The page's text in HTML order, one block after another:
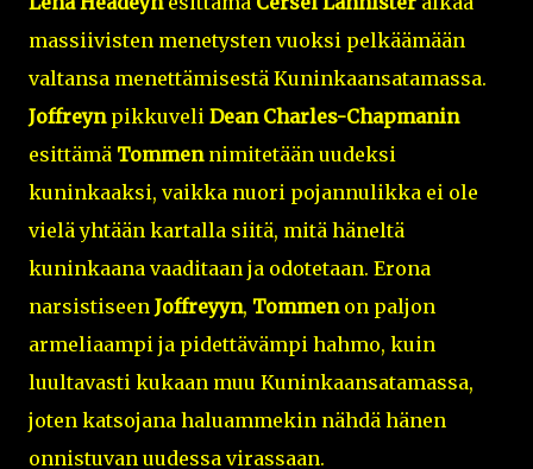
massiivisten menetysten vuoksi pelkäämään
valtansa menettämisestä Kuninkaansatamassa.
Joffreynpikkuveli Dean Charles-Chapmanin
esittämä Tommennimitetään uudeksi
kuninkaaksi, vaikka nuori pojannulikka ei ole
vielä yhtään kartalla siitä, mitä häneltä
kuninkaana vaaditaan ja odotetaan. Erona
narsistiseen Joffreyyn, Tommenon paljon
armeliaampi ja pidettävämpi hahmo, kuin
luultavasti kukaan muu Kuninkaansatamassa,
joten katsojana haluammekin nähdä hänen
onnistuvan uudessa virassaan.